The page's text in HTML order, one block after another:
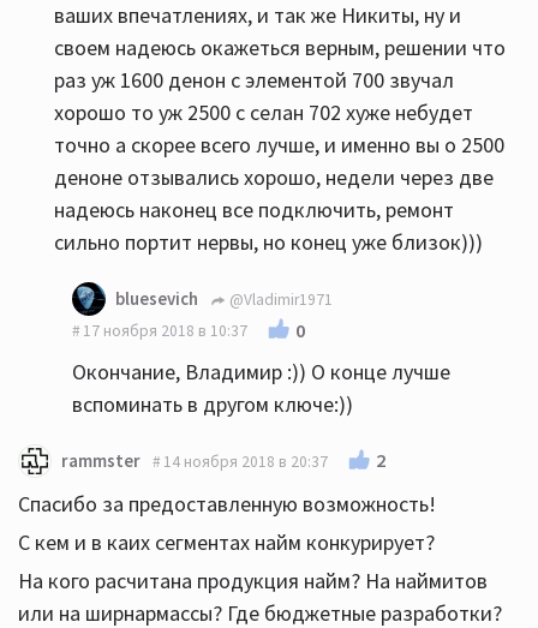
ваших впечатлениях, и так же Никиты, ну и
своем надеюсь окажеться верным, решении что
раз уж 1600 денон с элементой 700 звучал
хорошо то уж 2500 с селан 702 хуже небудет
точно а скорее всего лучше, и именно вы о 2500
деноне отзывались хорошо, недели через две
надеюсь наконец все подключить, ремонт
сильно портит нервы, но конец уже близок)))
bluesevich
@Vladimir1971
17 ноября 2018 в 10:37
0
Окончание, Владимир :)) О конце лучше
вспоминать в другом ключе:))
rammster 14 ноября 2018 в 20:37 2
Спасибо за предоставленную возможность!
С кем и в каих сегментах найм конкурирует?
На кого расчитана продукция найм? На наймитов
или на ширнармассы? Где бюджетные разработки?